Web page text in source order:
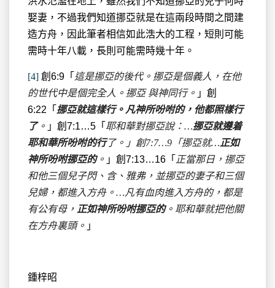
娶妻，不過我們知道挪亞就是在這兩段時間之間建
造方舟，因此筆者相信如此浩大的工程，短則可能
需時十年八載，長則可能需時幾十年。
[4] 創6:9「 這是挪亞的後代。挪亞是個義人，在他
的世代中是個完全人。挪亞 與神同行。 」創
6:22「 挪亞就這樣行。凡神所吩咐的，他都照樣行
了。 」創7:1…5「 耶和華對挪亞說：…挪亞就遵着
耶和華所吩咐的行了。」創7:7…9 「挪亞就…正如
神所吩咐挪亞的。 」創7:13…16「 正當那日，挪亞
和他三個兒子閃、含、雅弗，並挪亞的妻子和三個
兒婦，都進入方舟。…凡有血肉進入方舟的，都是
有公有母， 正如神所吩咐挪亞的。耶和華就把他關
在方舟裏頭。 」
鍾梓昭